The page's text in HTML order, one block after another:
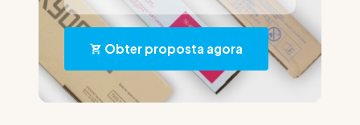
Obter proposta agora